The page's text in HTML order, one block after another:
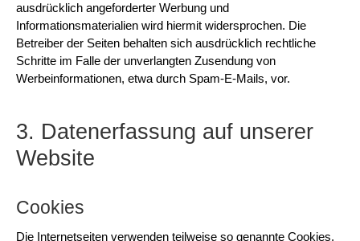
ausdrücklich angeforderter Werbung und
Informationsmaterialien wird hiermit widersprochen. Die
Betreiber der Seiten behalten sich ausdrücklich rechtliche
Schritte im Falle der unverlangten Zusendung von
Werbeinformationen, etwa durch Spam-E-Mails, vor.
3. Datenerfassung auf unserer
Website
Cookies
Die Internetseiten verwenden teilweise so genannte Cookies.